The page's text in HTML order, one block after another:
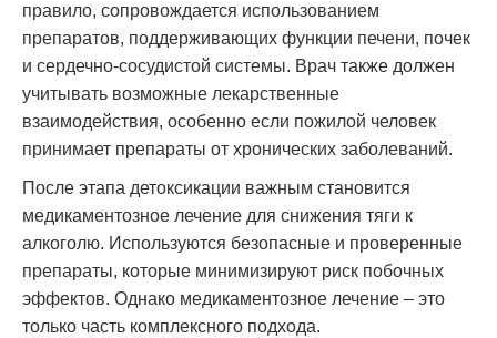
правило, сопровождается использованием
препаратов, поддерживающих функции печени, почек
и сердечно-сосудистой системы. Врач также должен
учитывать возможные лекарственные
взаимодействия, особенно если пожилой человек
принимает препараты от хронических заболеваний.
После этапа детоксикации важным становится
медикаментозное лечение для снижения тяги к
алкоголю. Используются безопасные и проверенные
препараты, которые минимизируют риск побочных
эффектов. Однако медикаментозное лечение – это
только часть комплексного подхода.